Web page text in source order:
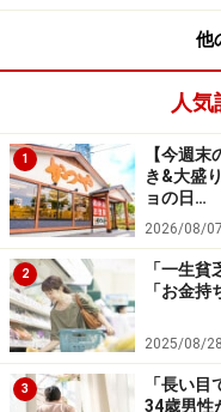
※本記事で紹介して
は、プライバシー保
場合があります。
※記事内容は執筆時点の
い。
本記事の内容は一般的な
商品や投資行動を推奨す
投資や資産運用に関する
行ってください。
掲載情報の正確性・完全
が、その内容を保証する
などについて当社は一切
最新の情報や詳細につい
他
人
1
【今週
き&大盛
ョの日…
2026/08/07
2
「一生
「お金
2025/08/28
3
「長い
34歳男性